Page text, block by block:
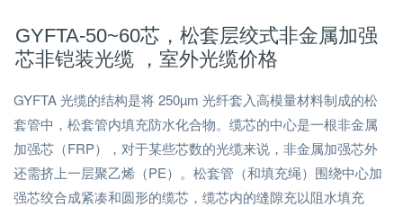
GYFTA-50~60芯，松套层绞式非金属加强
芯非铠装光缆 ，室外光缆价格
GYFTA 光缆的结构是将 250µm 光纤套入高模量材料制成的松
套管中，松套管内填充防水化合物。缆芯的中心是一根非金属
加强芯（FRP），对于某些芯数的光缆来说，非金属加强芯外
还需挤上一层聚乙烯（PE）。松套管（和填充绳）围绕中心加
强芯绞合成紧凑和圆形的缆芯，缆芯内的缝隙充以阻水填充